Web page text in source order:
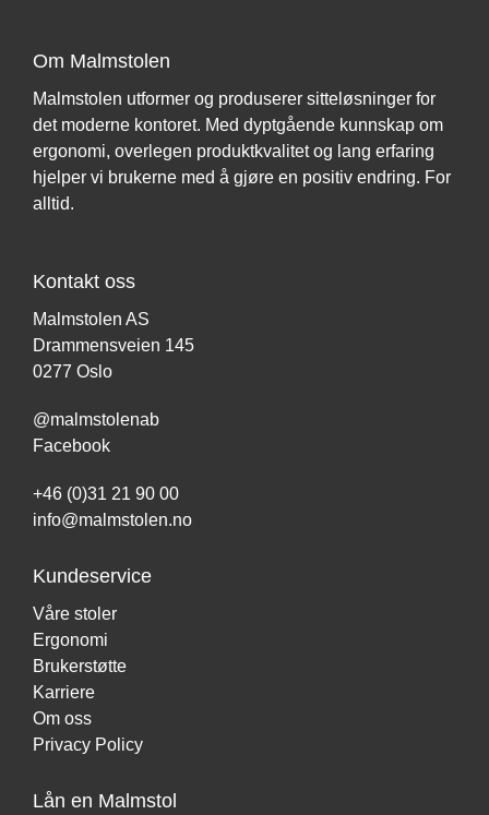
Om Malmstolen
Malmstolen utformer og produserer sitteløsninger for
det moderne kontoret. Med dyptgående kunnskap om
ergonomi, overlegen produktkvalitet og lang erfaring
hjelper vi brukerne med å gjøre en positiv endring. For
alltid.
Kontakt oss
Malmstolen AS
Drammensveien 145
0277 Oslo
@malmstolenab
Facebook
+46 (0)31 21 90 00
info@malmstolen.no
Kundeservice
Våre stoler
Ergonomi
Brukerstøtte
Karriere
Om oss
Privacy Policy
Lån en Malmstol